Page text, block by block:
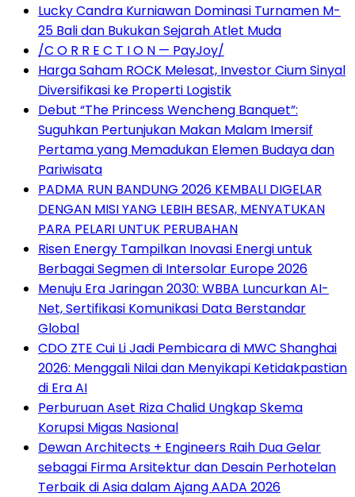
Lucky Candra Kurniawan Dominasi Turnamen M-
25 Bali dan Bukukan Sejarah Atlet Muda
/C O R R E C T I O N — PayJoy/
Harga Saham ROCK Melesat, Investor Cium Sinyal
Diversifikasi ke Properti Logistik
Debut “The Princess Wencheng Banquet”:
Suguhkan Pertunjukan Makan Malam Imersif
Pertama yang Memadukan Elemen Budaya dan
Pariwisata
PADMA RUN BANDUNG 2026 KEMBALI DIGELAR
DENGAN MISI YANG LEBIH BESAR, MENYATUKAN
PARA PELARI UNTUK PERUBAHAN
Risen Energy Tampilkan Inovasi Energi untuk
Berbagai Segmen di Intersolar Europe 2026
Menuju Era Jaringan 2030: WBBA Luncurkan AI-
Net, Sertifikasi Komunikasi Data Berstandar
Global
CDO ZTE Cui Li Jadi Pembicara di MWC Shanghai
2026: Menggali Nilai dan Menyikapi Ketidakpastian
di Era AI
Perburuan Aset Riza Chalid Ungkap Skema
Korupsi Migas Nasional
Dewan Architects + Engineers Raih Dua Gelar
sebagai Firma Arsitektur dan Desain Perhotelan
Terbaik di Asia dalam Ajang AADA 2026